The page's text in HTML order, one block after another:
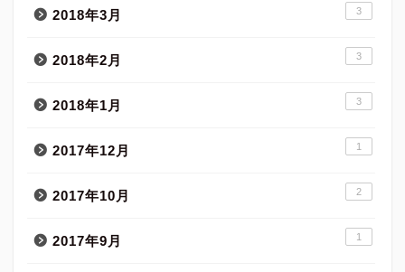
2018年3月 3
2018年2月 3
2018年1月 3
2017年12月 1
2017年10月 2
2017年9月 1